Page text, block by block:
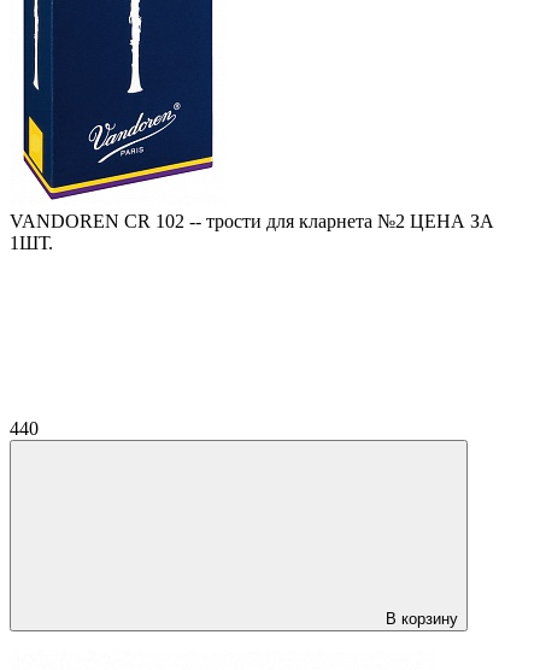
VANDOREN CR 102 -- трости для кларнета №2 ЦЕНА ЗА
1ШТ.
440
В корзину